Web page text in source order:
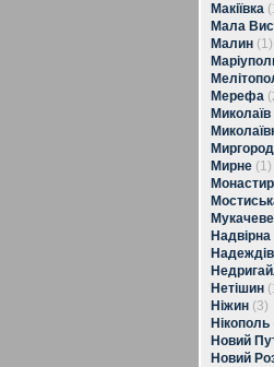
Макіївка
Мала
Малин (1)
Мерефа
Миколаїв
Миргород
Мирне (1)
Мукачеве
Надвірна
Нетішин
Ніжин (3)
Нікополь
Новий
Новий